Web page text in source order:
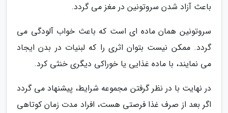
باعث آزاد شدن سروتونین در مغز می گردد.
سروتونین همان ماده ای است که باعث خواب آلودگی می
گردد. ممکن نیست بتوان اثری را که لبنیات در بدن ایجاد
می نمایند، با ماده غذایی یا خوراکی دیگری خنثی کرد.
در نهایت با در نظر گرفتن مجموعه شرایط، پیشنهاد می گردد
اگر بعد از صرف غذا فرصتی هست، افراد مدت زمان کوتاهی